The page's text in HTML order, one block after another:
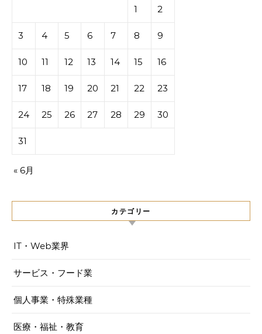
1 2
3 4 5 6 7 8 9
10 11 12 13 14 15 16
17 18 19 20 21 22 23
24 25 26 27 28 29 30
31
« 6月
カテゴリー
IT・Web業界
サービス・フード業
個人事業・特殊業種
医療・福祉・教育